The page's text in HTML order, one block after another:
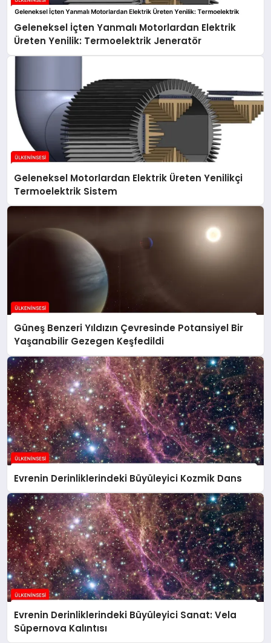
Geleneksel İçten Yanmalı Motorlardan Elektrik
Üreten Yenilik: Termoelektrik Jeneratör
Geleneksel Motorlardan Elektrik Üreten Yenilikçi
Termoelektrik Sistem
Güneş Benzeri Yıldızın Çevresinde Potansiyel Bir
Yaşanabilir Gezegen Keşfedildi
Evrenin Derinliklerindeki Büyüleyici Kozmik Dans
Evrenin Derinliklerindeki Büyüleyici Sanat: Vela
Süpernova Kalıntısı